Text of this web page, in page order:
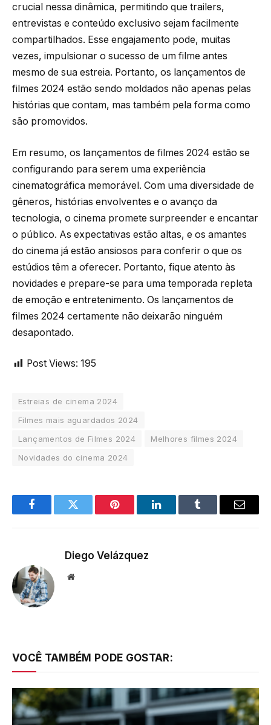
crucial nessa dinâmica, permitindo que trailers,
entrevistas e conteúdo exclusivo sejam facilmente
compartilhados. Esse engajamento pode, muitas
vezes, impulsionar o sucesso de um filme antes
mesmo de sua estreia. Portanto, os lançamentos de
filmes 2024 estão sendo moldados não apenas pelas
histórias que contam, mas também pela forma como
são promovidos.
Em resumo, os lançamentos de filmes 2024 estão se
configurando para serem uma experiência
cinematográfica memorável. Com uma diversidade de
gêneros, histórias envolventes e o avanço da
tecnologia, o cinema promete surpreender e encantar
o público. As expectativas estão altas, e os amantes
do cinema já estão ansiosos para conferir o que os
estúdios têm a oferecer. Portanto, fique atento às
novidades e prepare-se para uma temporada repleta
de emoção e entretenimento. Os lançamentos de
filmes 2024 certamente não deixarão ninguém
desapontado.
Post Views: 195
Estreias de cinema 2024
Filmes mais aguardados 2024
Lançamentos de Filmes 2024
Melhores filmes 2024
Novidades do cinema 2024
FacebookTwitter Pinterest LinkedInTumblr Email
Diego Velázquez
Website
VOCÊ TAMBÉM PODE GOSTAR: